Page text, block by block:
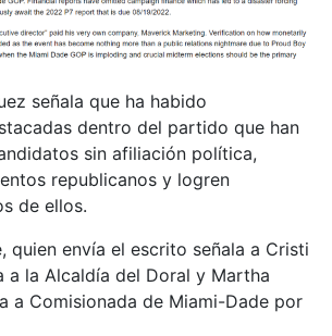
señala que ha habido
dentro del partido que han
sin afiliación política,
republicanos y logren
de ellos.
quien envía el escrito señala a Cristi
a la Alcaldía del Doral y Martha
a Comisionada de Miami-Dade por